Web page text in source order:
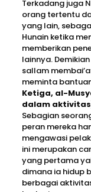
Terkadang juga
orang tertentu
yang lain,
Hunain ketika
memberikan
lainnya.
sallam
meminta
Ketiga, al-
dalam
Sebagian
peran mereka
mengawasi
ini merupakan
yang pertama
dimana ia hidup
berbagai